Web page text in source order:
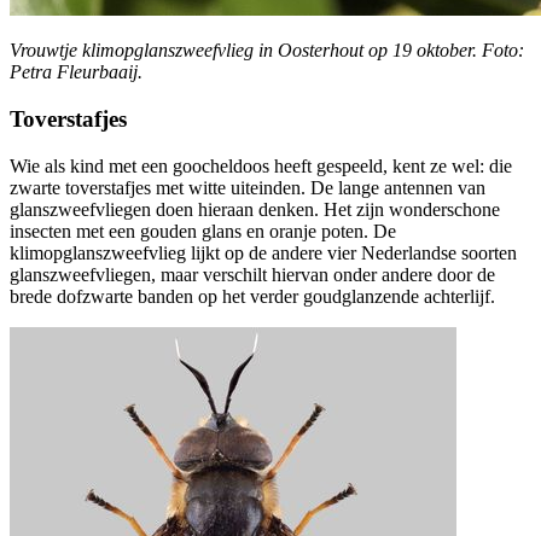
Vrouwtje klimopglanszweefvlieg in Oosterhout op 19 oktober. Foto:
Petra Fleurbaaij.
Toverstafjes
Wie als kind met een goocheldoos heeft gespeeld, kent ze wel: die
zwarte toverstafjes met witte uiteinden. De lange antennen van
glanszweefvliegen doen hieraan denken. Het zijn wonderschone
insecten met een gouden glans en oranje poten. De
klimopglanszweefvlieg lijkt op de andere vier Nederlandse soorten
glanszweefvliegen, maar verschilt hiervan onder andere door de
brede dofzwarte banden op het verder goudglanzende achterlijf.